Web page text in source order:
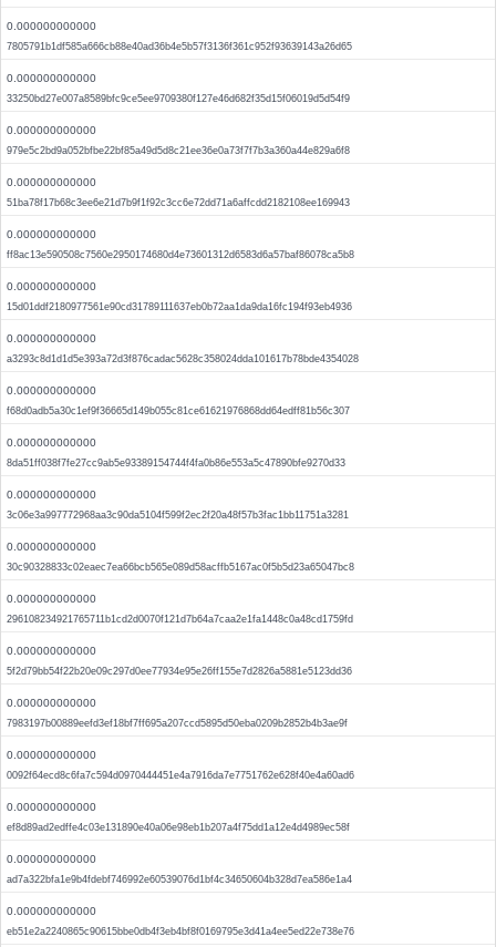
0.000000000000
7805791b1df585a666cb88e40ad36b4e5b57f3136f361c952f93639143a26d65
0.000000000000
33250bd27e007a8589bfc9ce5ee9709380f127e46d682f35d15f06019d5d54f9
0.000000000000
979e5c2bd9a052bfbe22bf85a49d5d8c21ee36e0a73f7f7b3a360a44e829a6f8
0.000000000000
51ba78f17b68c3ee6e21d7b9f1f92c3cc6e72dd71a6affcdd2182108ee169943
0.000000000000
ff8ac13e590508c7560e2950174680d4e73601312d6583d6a57baf86078ca5b8
0.000000000000
15d01ddf2180977561e90cd31789111637eb0b72aa1da9da16fc194f93eb4936
0.000000000000
a3293c8d1d1d5e393a72d3f876cadac5628c358024dda101617b78bde4354028
0.000000000000
f68d0adb5a30c1ef9f36665d149b055c81ce61621976868dd64edff81b56c307
0.000000000000
8da51ff038f7fe27cc9ab5e93389154744f4fa0b86e553a5c47890bfe9270d33
0.000000000000
3c06e3a997772968aa3c90da5104f599f2ec2f20a48f57b3fac1bb11751a3281
0.000000000000
30c90328833c02eaec7ea66bcb565e089d58acffb5167ac0f5b5d23a65047bc8
0.000000000000
296108234921765711b1cd2d0070f121d7b64a7caa2e1fa1448c0a48cd1759fd
0.000000000000
5f2d79bb54f22b20e09c297d0ee77934e95e26ff155e7d2826a5881e5123dd36
0.000000000000
7983197b00889eefd3ef18bf7ff695a207ccd5895d50eba0209b2852b4b3ae9f
0.000000000000
0092f64ecd8c6fa7c594d0970444451e4a7916da7e7751762e628f40e4a60ad6
0.000000000000
ef8d89ad2edffe4c03e131890e40a06e98eb1b207a4f75dd1a12e4d4989ec58f
0.000000000000
ad7a322bfa1e9b4fdebf746992e60539076d1bf4c34650604b328d7ea586e1a4
0.000000000000
eb51e2a2240865c90615bbe0db4f3eb4bf8f0169795e3d41a4ee5ed22e738e76